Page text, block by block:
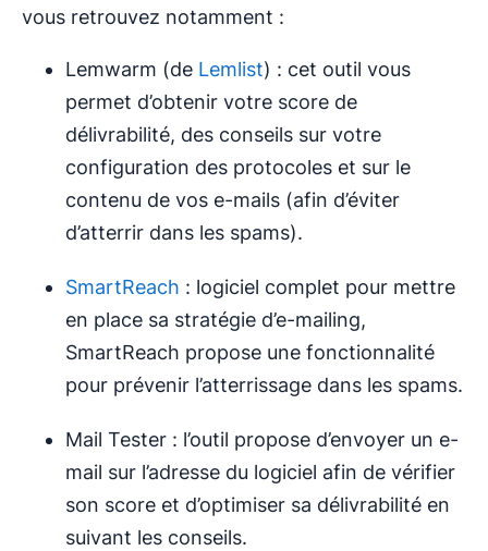
vous retrouvez notamment :
Lemwarm (de Lemlist) : cet outil vous
permet d’obtenir votre score de
délivrabilité, des conseils sur votre
configuration des protocoles et sur le
contenu de vos e-mails (afin d’éviter
d’atterrir dans les spams).
SmartReach : logiciel complet pour mettre
en place sa stratégie d’e-mailing,
SmartReach propose une fonctionnalité
pour prévenir l’atterrissage dans les spams.
Mail Tester : l’outil propose d’envoyer un e-
mail sur l’adresse du logiciel afin de vérifier
son score et d’optimiser sa délivrabilité en
suivant les conseils.